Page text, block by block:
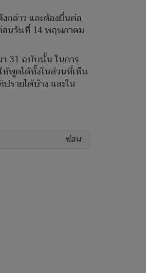
กล่าว และต้องยื่นต่อ
นวันที่ 14 พฤษภาคม
31 ฉบับนั้น ในการ
ห้พูดได้ทั้งในส่วนที่เห็น
รายได้บ้าง และใน
ซ่อน